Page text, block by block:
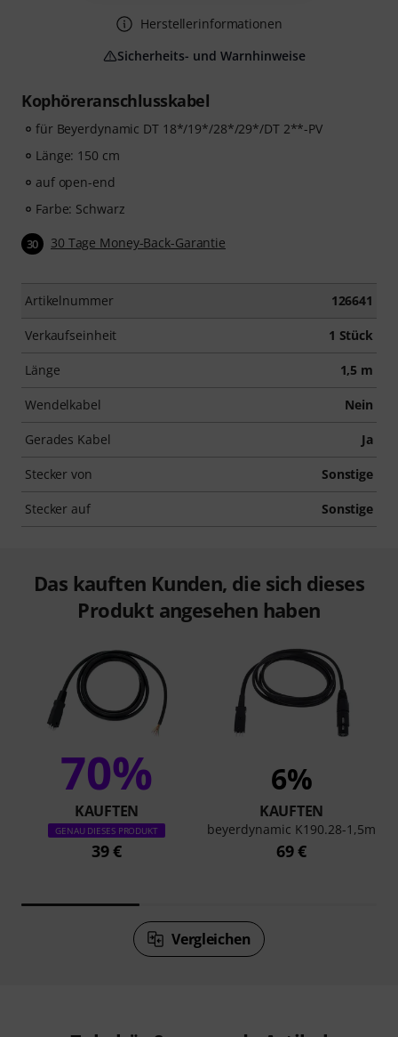
Kophöreranschlusskabel
für Beyerdynamic DT 18*/19*/28*/29*/DT 2**-PV
Länge: 150 cm
auf open-end
Farbe: Schwarz
30 30 Tage Money-Back-Garantie
Artikelnummer 126641
Verkaufseinheit 1 Stück
Länge 1,5 m
Wendelkabel Nein
Gerades Kabel Ja
Stecker von Sonstige
Stecker auf Sonstige
Herstellerinformationen
Sicherheits- und Warnhinweise
Das kauften Kunden, die sich dieses
Produkt angesehen haben
70%
KAUFTEN
GENAU DIESES PRODUKT
39 €
6%
KAUFTEN
beyerdynamic K190.28-1,5m
69 €
Vergleichen